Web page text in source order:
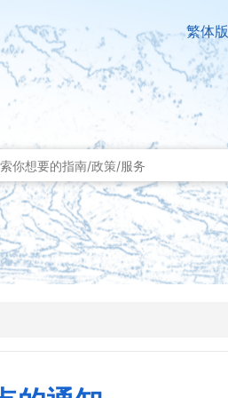
繁体版